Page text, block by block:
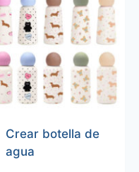
Crear botella de
agua